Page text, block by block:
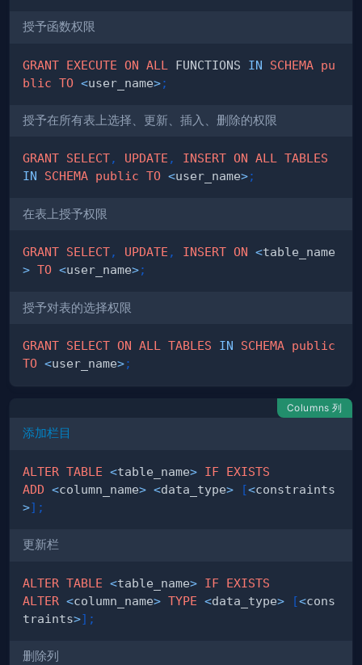
授予函数权限
GRANT EXECUTE ON ALL FUNCTIONS IN SCHEMA pu
blic TO <user_name>;
授予在所有表上选择、更新、插入、删除的权限
GRANT SELECT, UPDATE , INSERT ON ALL
TABLES
IN
SCHEMA public TO <user_name>;
在表上授予权限
GRANT SELECT, UPDATE , INSERT ON <table_name
> TO <user_name>;
授予对表的选择权限
GRANT SELECT ON ALL TABLES IN SCHEMA public
TO <user_name>;
Columns 列
添加栏目
ALTER TABLE <table_name> IF EXISTS
ADD <column_name> <data_type> [<constraints
>] ;
更新栏
ALTER TABLE <table_name> IF EXISTS
ALTER <column_name> TYPE <data_type> [<cons
traints>] ;
删除列